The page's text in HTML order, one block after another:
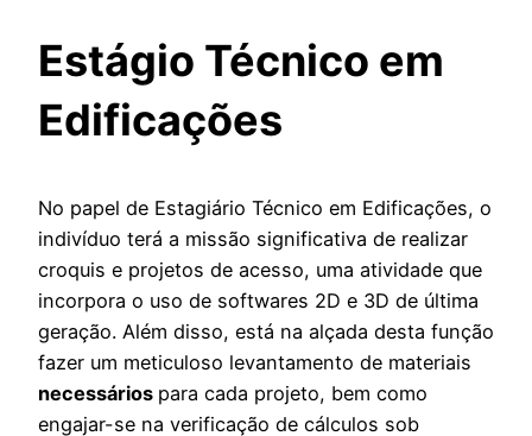
Estágio Técnico em
Edificações
No papel de Estagiário Técnico em Edificações, o
indivíduo terá a missão significativa de realizar
croquis e projetos de acesso, uma atividade que
incorpora o uso de softwares 2D e 3D de última
geração. Além disso, está na alçada desta função
fazer um meticuloso levantamento de materiais
necessários para cada projeto, bem como
engajar-se na verificação de cálculos sob